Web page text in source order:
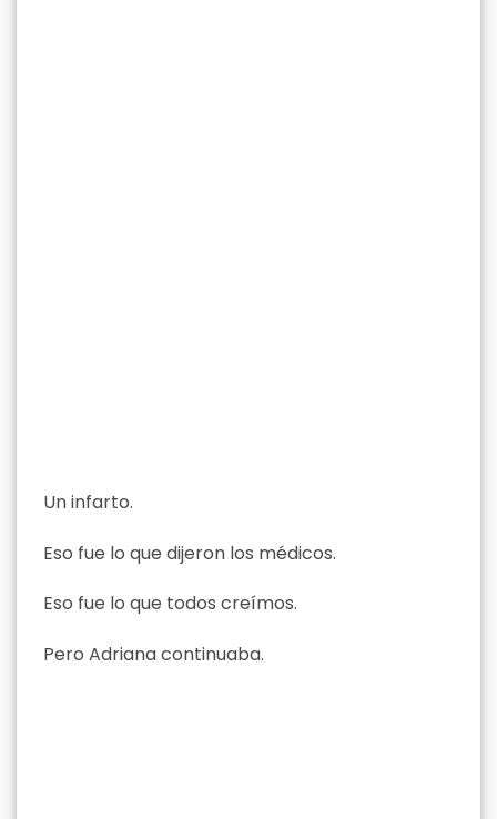
Un infarto.
Eso fue lo que dijeron los médicos.
Eso fue lo que todos creímos.
Pero Adriana continuaba.